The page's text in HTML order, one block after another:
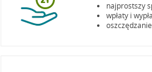
najprostszy
wpłaty i